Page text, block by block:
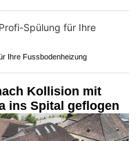
Ihre Fussbodenheizung
Kollision mit
ins Spital geflogen